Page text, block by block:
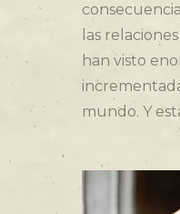
las
han visto
mundo. Y